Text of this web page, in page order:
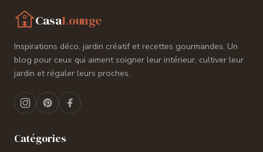
Aller
contenu
CasaLounge
Inspirations déco, jardin créatif et recettes gourmandes. Un
blog pour ceux qui aiment soigner leur intérieur, cultiver leur
jardin et régaler leurs proches.
Catégories